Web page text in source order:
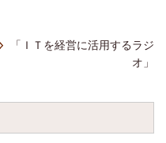
「ＩＴを経営に活用するラジ
オ」